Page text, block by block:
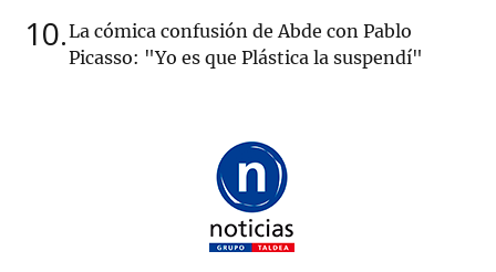
10 La cómica confusión de Abde con Pablo
Picasso: "Yo es que Plástica la suspendí"